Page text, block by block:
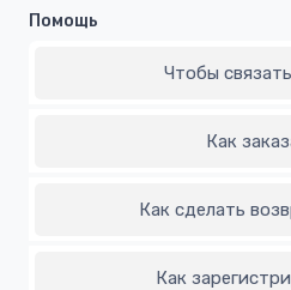
Помощь
Чтобы
Как
Как сделать
Как